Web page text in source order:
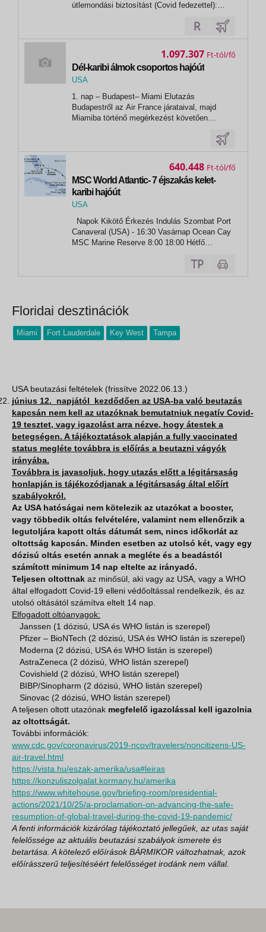
útlemondási biztosítást (Covid fedezettel):
375 000 FtFakultatív programokBBP
utasbiztosítás(EUB Biztosító)- Air & Cruise
Dél-karibi álmok csoportos hajóút
USA
Miami
1. nap – Budapest– Miami Elutazás
Budapestről az Air France járataival, majd
Miamiba történő megérkezést követően
1.097.307 Ft
MSC World Atlantic- 7 éjszakás kelet-
karibi hajóút
USA
Port Canaveral
Canaveral (USA) - 16:30 Vasárnap Ocean Cay
MSC Marine Reserve 8:00 18:00 Hétfő
Csütörtök tengeren - -...
640.448 Ft
Floridai desztinációk
Miami Fort Lauderdale Key West Tampa
USA beutazási feltételek (frissítve 2022.06.13.)
június 12. napjától kezdődően az USA-ba való beutazás
kapcsán nem kell az utazóknak bemutatniuk negatív Covid-
19 tesztet, vagy igazolást arra nézve, hogy átestek a
betegségen. A tájékoztatások alapján a fully vaccinated
status megléte továbbra is előírás a beutazni vágyók
irányába.
Továbbra is javasoljuk, hogy utazás előtt a légitársaság
honlapján is tájékozódjanak a légitársaság által előírt
szabályokról.
Az USA hatóságai nem kötelezik az utazókat a booster,
vagy többedik oltás felvételére, valamint nem ellenőrzik a
legutoljára kapott oltás dátumát sem, nincs időkorlát az
oltottság kapcsán. Minden esetben az utolsó két, vagy egy
dózisú oltás esetén annak a megléte és a beadástól
számított minimum 14 nap eltelte az irányadó.
Teljesen oltottnak az minősül, aki vagy az USA, vagy a WHO
által elfogadott Covid-19 elleni védőoltással rendelkezik, és az
utolsó oltásától számítva eltelt 14 nap.
Elfogadott oltóanyagok:
Janssen (1 dózisú, USA és WHO listán is szerepel)
Pfizer – BioNTech (2 dózisú, USA és WHO listán is szerepel)
Moderna (2 dózisú, USA és WHO listán is szerepel)
AstraZeneca (2 dózisú, WHO listán szerepel)
Covishield (2 dózisú, WHO listán szerepel)
BIBP/Sinopharm (2 dózisú, WHO listán szerepel)
Sinovac (2 dózisú, WHO listán szerepel)
A teljesen oltott utazónak megfelelő igazolással kell igazolnia
az oltottságát.
További információk:
www.cdc.gov/coronavirus/2019-ncov/travelers/noncitizens-US-
air-travel.html
https://vista.hu/eszak-amerika/usa#leiras
https://konzuliszolgalat.kormany.hu/amerika
https://www.whitehouse.gov/briefing-room/presidential-
actions/2021/10/25/a-proclamation-on-advancing-the-safe-
resumption-of-global-travel-during-the-covid-19-pandemic/
A fenti információk kizárólag tájékoztató jellegűek, az utas saját
felelőssége az aktuális beutazási szabályok ismerete és
betartása. A kötelező előírások BÁRMIKOR változhatnak, azok
előírásszerű teljesítéséért felelősséget irodánk nem vállal.